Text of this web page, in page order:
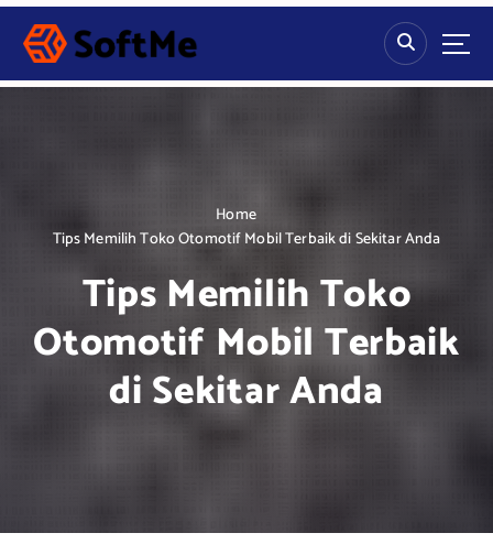
S
p
Home
Tips Memilih Toko Otomotif Mobil Terbaik di Sekitar Anda
Tips Memilih Toko
Otomotif Mobil Terbaik
di Sekitar Anda